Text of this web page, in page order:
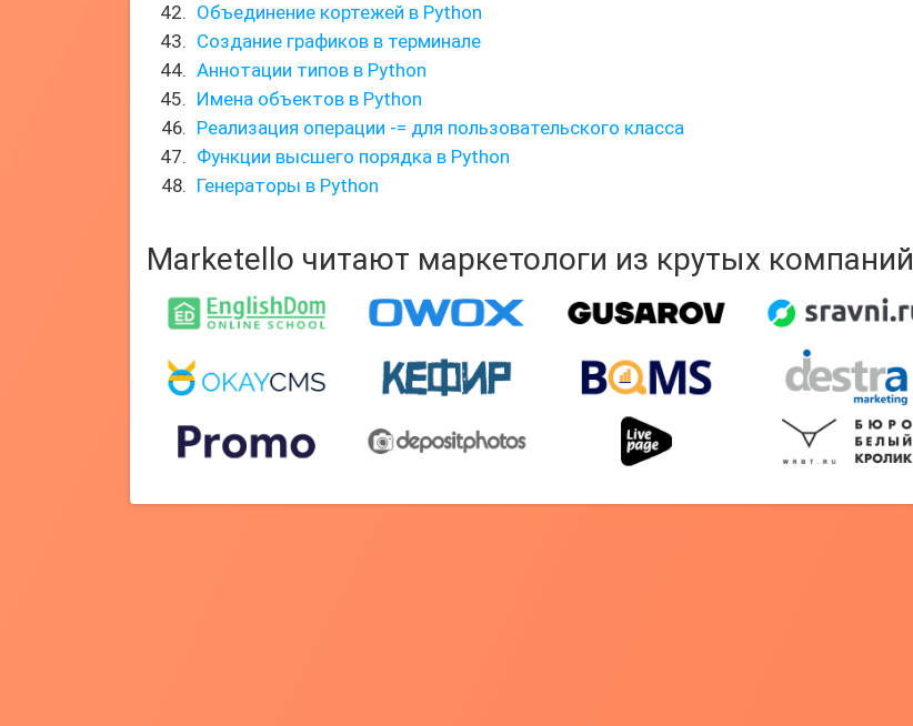
Объединение кортежей в Python
Создание графиков в терминале
Аннотации типов в Python
Имена объектов в Python
Реализация операции -= для пользовательского класса
Функции высшего порядка в Python
Генераторы в Python
Marketello читают маркетологи из крутых компаний